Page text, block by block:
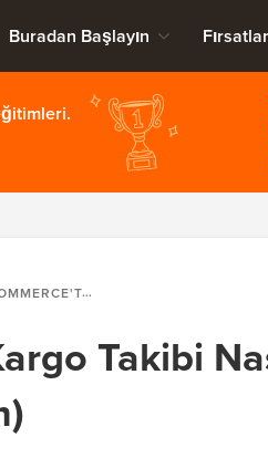
Buradan Başlayın Fırsatlar
TAKIBI NASIL SUNULUR (ADIM ADIM)
Takibi